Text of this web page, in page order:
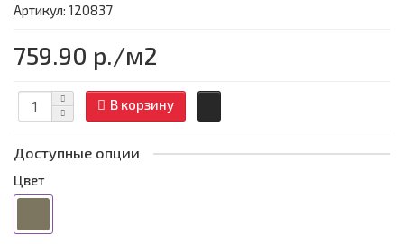
Артикул: 120837
759.90 р./м2
В корзину
Доступные опции
Цвет